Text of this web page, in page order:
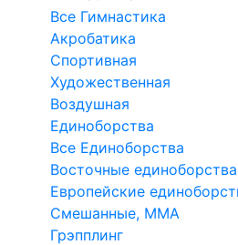
Все Гимнастика
Акробатика
Спортивная
Художественная
Воздушная
Единоборства
Все Единоборства
Восточные единоборства
Европейские
Смешанные, ММА
Грэпплинг